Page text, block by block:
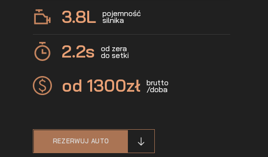
3.8L pojemność
silnika
2.2s od zera
do setki
od 1300zł brutto
/doba
REZERWUJ AUTO